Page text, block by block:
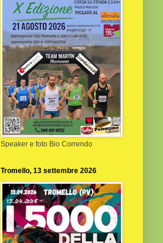
Speaker e foto Bio Correndo
Tromello, 13 settembre 2026